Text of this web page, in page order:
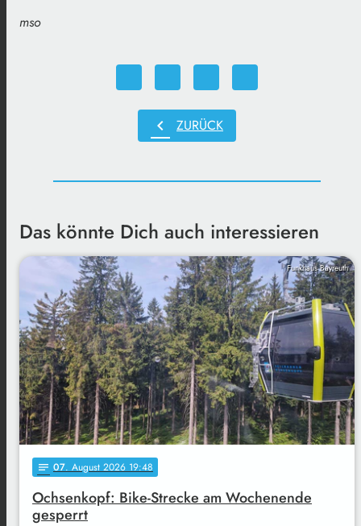
mso
chevron_left ZURÜCK
Das könnte Dich auch interessieren
Funkhaus Bayreuth
notes 07. August 2026 19:48
Ochsenkopf: Bike-Strecke am Wochenende
gesperrt